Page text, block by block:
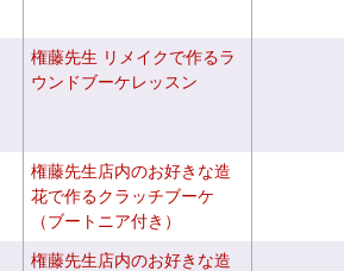
権藤先生 リメイクで作るラ
ウンドブーケレッスン
権藤先生店内のお好きな造
花で作るクラッチブーケ
（ブートニア付き）
権藤先生店内のお好きな造